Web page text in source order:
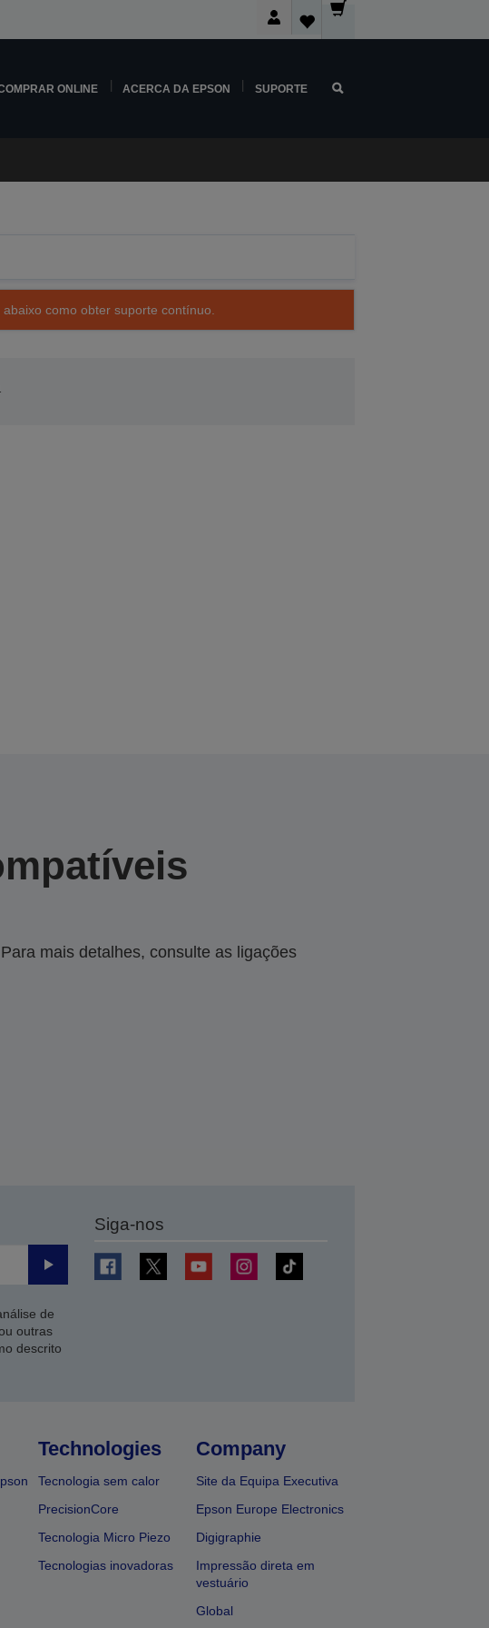
ONLINE ACERCA DA EPSON SUPORTE
como obter suporte contínuo.
mais detalhes, consulte as ligações
Enviar
de
outras
descrito
Siga-nos
Technologies
Tecnologia sem calor
PrecisionCore
Tecnologia Micro Piezo
Tecnologias inovadoras
Company
Site da Equipa Executiva
Epson Europe Electronics
Digigraphie
Impressão direta em
vestuário
Global